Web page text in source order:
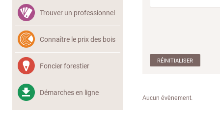
Trouver un professionnel
Connaître le prix des bois
Foncier forestier
Démarches en ligne
Aucun évènement.